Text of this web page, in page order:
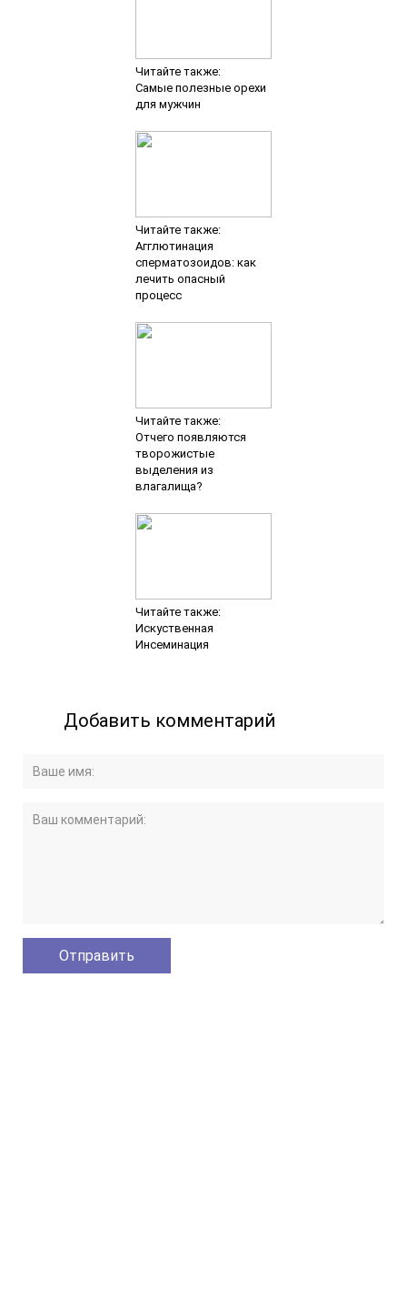
Читайте также:
Самые полезные орехи
для мужчин
Читайте также:
Агглютинация
сперматозоидов: как
лечить опасный
процесс
Читайте также:
Отчего появляются
творожистые
выделения из
влагалища?
Читайте также:
Искуственная
Инсеминация
Добавить комментарий